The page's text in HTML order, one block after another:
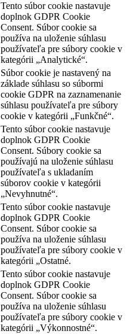
Tento súbor cookie nastavuje
doplnok GDPR Cookie
Consent. Súbor cookie sa
používa na uloženie súhlasu
používateľa pre súbory cookie v
kategórii „Analytické“.
Súbor cookie je nastavený na
základe súhlasu so súbormi
cookie GDPR na zaznamenanie
súhlasu používateľa pre súbory
cookie v kategórii „Funkčné“.
Tento súbor cookie nastavuje
doplnok GDPR Cookie
Consent. Súbory cookie sa
používajú na uloženie súhlasu
používateľa s ukladaním
súborov cookie v kategórii
„Nevyhnutné“.
Tento súbor cookie nastavuje
doplnok GDPR Cookie
Consent. Súbor cookie sa
používa na uloženie súhlasu
používateľa pre súbory cookie v
kategórii „Ostatné.
Tento súbor cookie nastavuje
doplnok GDPR Cookie
Consent. Súbor cookie sa
používa na uloženie súhlasu
používateľa pre súbory cookie v
kategórii „Výkonnostné“.